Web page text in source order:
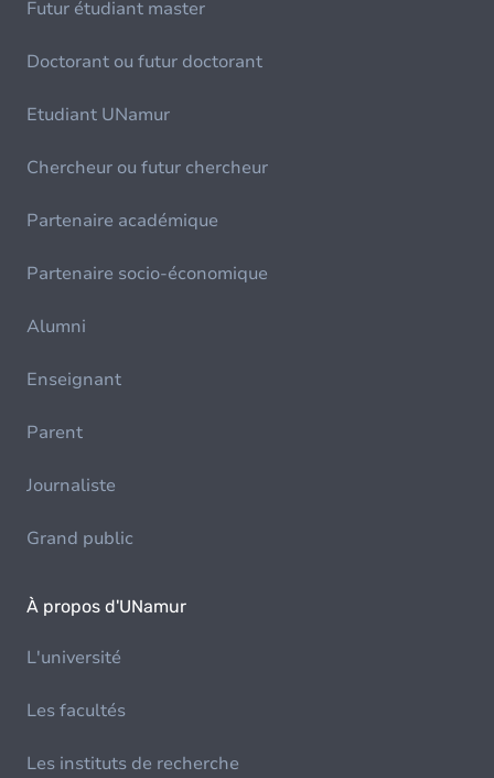
Futur étudiant master
Doctorant ou futur doctorant
Etudiant UNamur
Chercheur ou futur chercheur
Partenaire académique
Partenaire socio-économique
Alumni
Enseignant
Parent
Journaliste
Grand public
À propos d'UNamur
L'université
Les facultés
Les instituts de recherche